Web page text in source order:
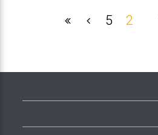
מעמדם של מקצועות הלימוד
הספר (יורם הרפז).
X
2
5